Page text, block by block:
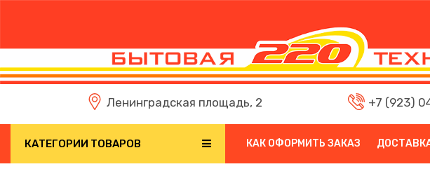
Ленинградская площадь, 2 +7 (923)
КАТЕГОРИИ ТОВАРОВ КАК ОФОРМИТЬ ЗАКАЗ